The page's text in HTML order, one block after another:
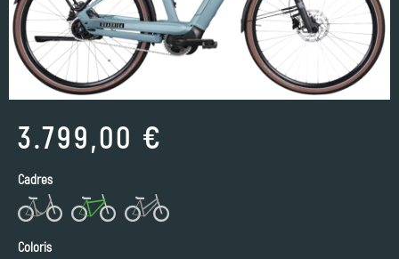
3.799,00 €
Cadres
Coloris